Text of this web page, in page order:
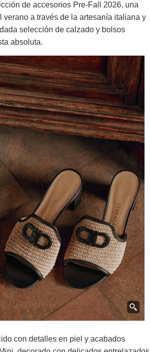
de accesorios Pre-Fall 2026, una
a través de la artesanía italiana y
selección de calzado y bolsos
absoluta.
con detalles en piel y acabados